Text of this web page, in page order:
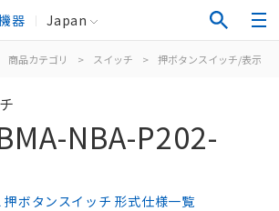
器 Japan
商品カテゴリ > スイッチ > 押ボタンスイッチ/表示灯
NBA-P202-
ボタンスイッチ 形式仕様一覧